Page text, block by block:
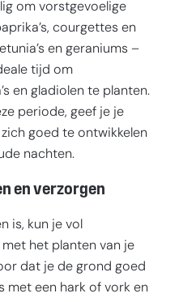
om vorstgevoelige
courgettes en
en geraniums –
tijd om
en gladiolen te planten.
periode, geef je je
goed te ontwikkelen
nachten.
en verzorgen
is, kun je vol
het planten van je
dat je de grond goed
met een hark of vork en